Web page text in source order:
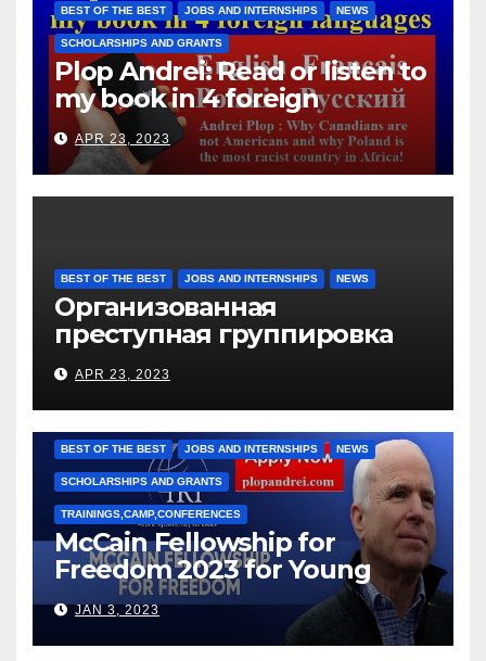
BEST OF THE BEST JOBS AND INTERNSHIPS NEWS
SCHOLARSHIPS AND GRANTS
Plop Andrei: Read or listen to
my book in 4 foreign
languages
APR 23, 2023
BEST OF THE BEST JOBS AND INTERNSHIPS NEWS
Организованная
преступная группировка
под руководством Игоря
Рижкова (Ryzhkov Ihor) и
Марии Соколовой
APR 23, 2023
BEST OF THE BEST JOBS AND INTERNSHIPS NEWS
SCHOLARSHIPS AND GRANTS
TRAININGS,CAMP,CONFERENCES
McCain Fellowship for
Freedom 2023 for Young
Leaders
JAN 3, 2023